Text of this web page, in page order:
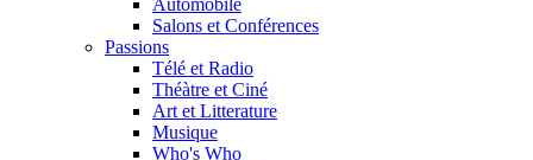
Automobile
Salons et Conférences
Passions
Télé et Radio
Théàtre et Ciné
Art et Litterature
Musique
Who's Who